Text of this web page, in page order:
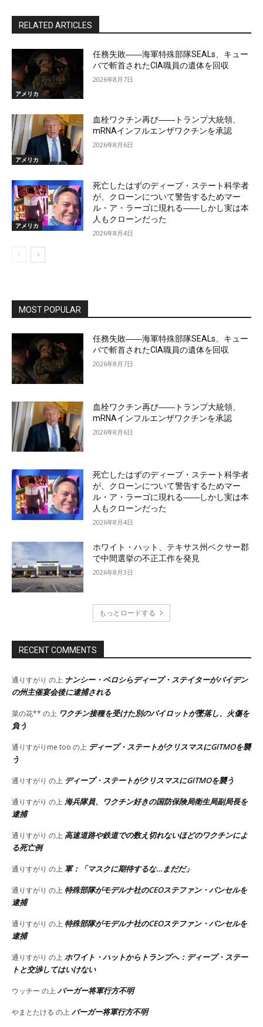
RELATED ARTICLES
アメリカ
任務失敗――海軍特殊部隊SEALs、キュー
バで斬首されたCIA職員の遺体を回収
2026年8月7日
アメリカ
血栓ワクチン再び――トランプ大統領、
mRNAインフルエンザワクチンを承認
2026年8月6日
アメリカ
死亡したはずのディープ・ステート科学者
が、クローンについて警告するためマー
ル・ア・ラーゴに現れる――しかし実は本
人もクローンだった
2026年8月4日
MOST POPULAR
任務失敗――海軍特殊部隊SEALs、キュー
バで斬首されたCIA職員の遺体を回収
2026年8月7日
血栓ワクチン再び――トランプ大統領、
mRNAインフルエンザワクチンを承認
2026年8月6日
死亡したはずのディープ・ステート科学者
が、クローンについて警告するためマー
ル・ア・ラーゴに現れる――しかし実は本
人もクローンだった
2026年8月4日
ホワイト・ハット、テキサス州ベクサー郡
で中間選挙の不正工作を発見
2026年8月3日
もっとロードする
RECENT COMMENTS
通りすがり の上 ナンシー・ペロシらディープ・ステイターがバイデン
の州主催宴会後に逮捕される
菜の花** の上 ワクチン接種を受けた別のパイロットが墜落し、火傷を
負う
通りすがりme too の上 ディープ・ステートがクリスマスにGITMOを襲
う
通りすがり の上 ディープ・ステートがクリスマスにGITMOを襲う
通りすがり の上 海兵隊員、ワクチン好きの国防保険局衛生局副局長を
逮捕
通りすがり の上 高速道路や鉄道での数え切れないほどのワクチンによ
る死亡例
通りすがり の上 軍：「マスクに期待するな…まだだ」
通りすがり の上 特殊部隊がモデルナ社のCEOステファン・バンセルを
逮捕
通りすがり の上 特殊部隊がモデルナ社のCEOステファン・バンセルを
逮捕
通りすがり の上 ホワイト・ハットからトランプへ：ディープ・ステー
トと交渉してはいけない
ウッチー の上 バーガー将軍行方不明
やまとたける の上 バーガー将軍行方不明